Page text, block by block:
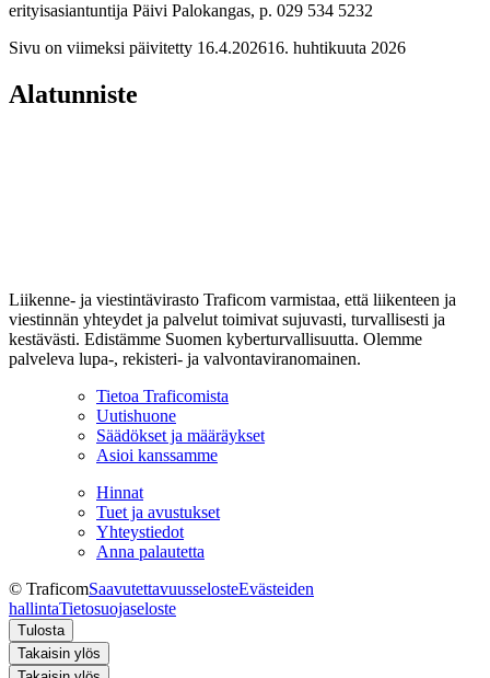
erityisasiantuntija Päivi Palokangas, p. 029 534 5232
Sivu on viimeksi päivitetty 16.4.202616. huhtikuuta 2026
Alatunniste
Liikenne- ja viestintävirasto Traficom varmistaa, että liikenteen ja
viestinnän yhteydet ja palvelut toimivat sujuvasti, turvallisesti ja
kestävästi. Edistämme Suomen kyberturvallisuutta. Olemme
palveleva lupa-, rekisteri- ja valvontaviranomainen.
Tietoa Traficomista
Uutishuone
Säädökset ja määräykset
Asioi kanssamme
Hinnat
Tuet ja avustukset
Yhteystiedot
Anna palautetta
© TraficomSaavutettavuusselosteEvästeiden
hallintaTietosuojaseloste
Tulosta
Takaisin ylös